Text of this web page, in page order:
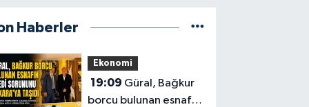
Haberler
Ekonomi
19:09
borcu bulunan esnafın